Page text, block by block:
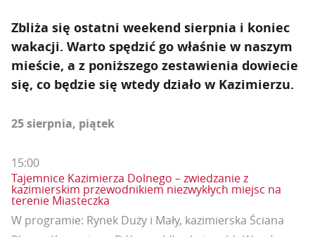
Zbliża się ostatni weekend sierpnia i koniec
wakacji. Warto spędzić go właśnie w naszym
mieście, a z poniższego zestawienia dowiecie
się, co będzie się wtedy działo w Kazimierzu.
25 sierpnia, piątek
15:00
Tajemnice Kazimierza Dolnego – zwiedzanie z
kazimierskim przewodnikiem niezwykłych miejsc na
terenie Miasteczka
W programie: Rynek Duży i Mały, kazimierska Ściana